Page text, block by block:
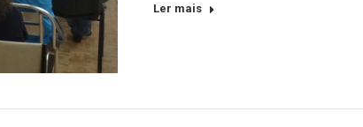
Ler mais